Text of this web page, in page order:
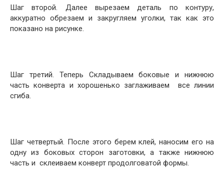
Шаг второй. Далее вырезаем деталь по контуру,
аккуратно обрезаем и закругляем уголки, так как это
показано на рисунке.
Шаг третий. Теперь Складываем боковые и нижнюю
часть конверта и хорошенько заглаживаем все линии
сгиба.
Шаг четвертый. После этого берем клей, наносим его на
одну из боковых сторон заготовки, а также нижнюю
часть и склеиваем конверт продолговатой формы.